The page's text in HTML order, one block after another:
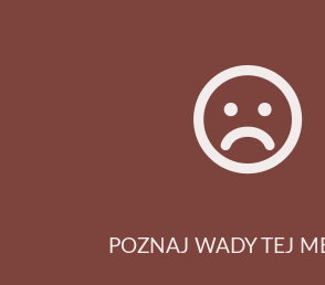
POZNAJ WADY TEJ